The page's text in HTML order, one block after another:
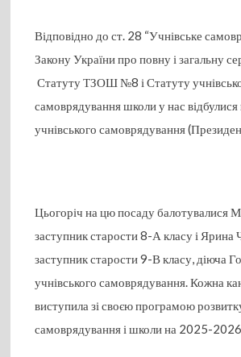
Відповідно до ст. 28 “Учнівське
Закону України про повну і загальну
Статуту ТЗОШ №8 і Статуту
самоврядування школи у нас
учнівського самоврядування
Цьогоріч на цю посаду балотувалися
заступник старости 8-А класу і Ярина
заступник старости 9-В класу, діюча
учнівського самоврядування. Кожна
виступила зі своєю програмою
самоврядування і школи на 2025-